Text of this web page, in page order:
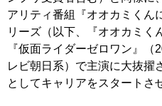
アリティ番組『オオカミくん
リーズ（以下、『オオカミく
『仮面ライダーゼロワン』（
レビ朝日系）で主演に大抜擢
としてキャリアをスタートさ